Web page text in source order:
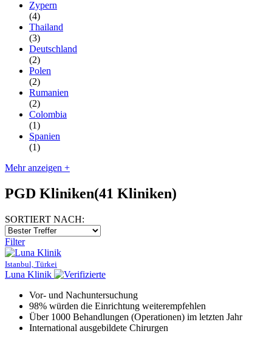
Zypern
(4)
Thailand
(3)
Deutschland
(2)
Polen
(2)
Rumanien
(2)
Colombia
(1)
Spanien
(1)
Mehr anzeigen +
PGD Kliniken(41 Kliniken)
SORTIERT NACH:
Filter
Istanbul, Türkei
Luna Klinik
Vor- und Nachuntersuchung
98% würden die Einrichtung weiterempfehlen
Über 1000 Behandlungen (Operationen) im letzten Jahr
International ausgebildete Chirurgen